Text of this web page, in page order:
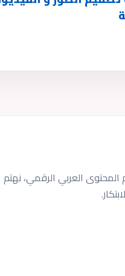
المحتوى العربي الرقمي، نهتم